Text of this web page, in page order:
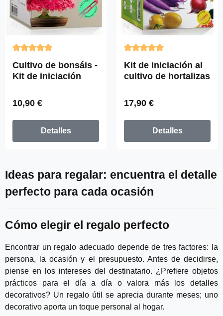
Calificación promedio de 5 de 5 estrellas
Cultivo de bonsáis -
Kit de iniciación
Precio normal:
10,90 €
Detalles
Calificación promedio de 5
Kit de iniciación al
cultivo de hortalizas
Precio normal:
17,90 €
Detalles
Ideas para regalar: encuentra el detalle
perfecto para cada ocasión
Cómo elegir el regalo perfecto
Encontrar un regalo adecuado depende de tres factores: la
persona, la ocasión y el presupuesto. Antes de decidirse,
piense en los intereses del destinatario. ¿Prefiere objetos
prácticos para el día a día o valora más los detalles
decorativos? Un regalo útil se aprecia durante meses; uno
decorativo aporta un toque personal al hogar.